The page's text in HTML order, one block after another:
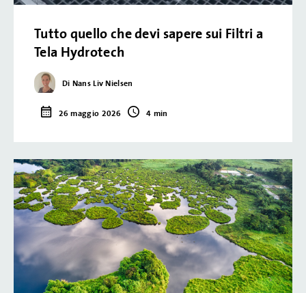
Tutto quello che devi sapere sui Filtri a
Tela Hydrotech
Di Nans Liv Nielsen
26 maggio 2026 4 min